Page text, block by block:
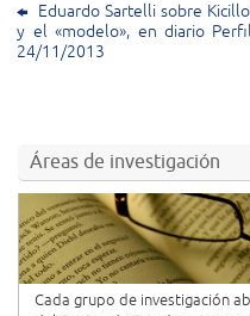
Eduardo Sartelli sobre
y el «modelo», en diario
24/11/2013
Áreas de investigación
Cada grupo de investigación